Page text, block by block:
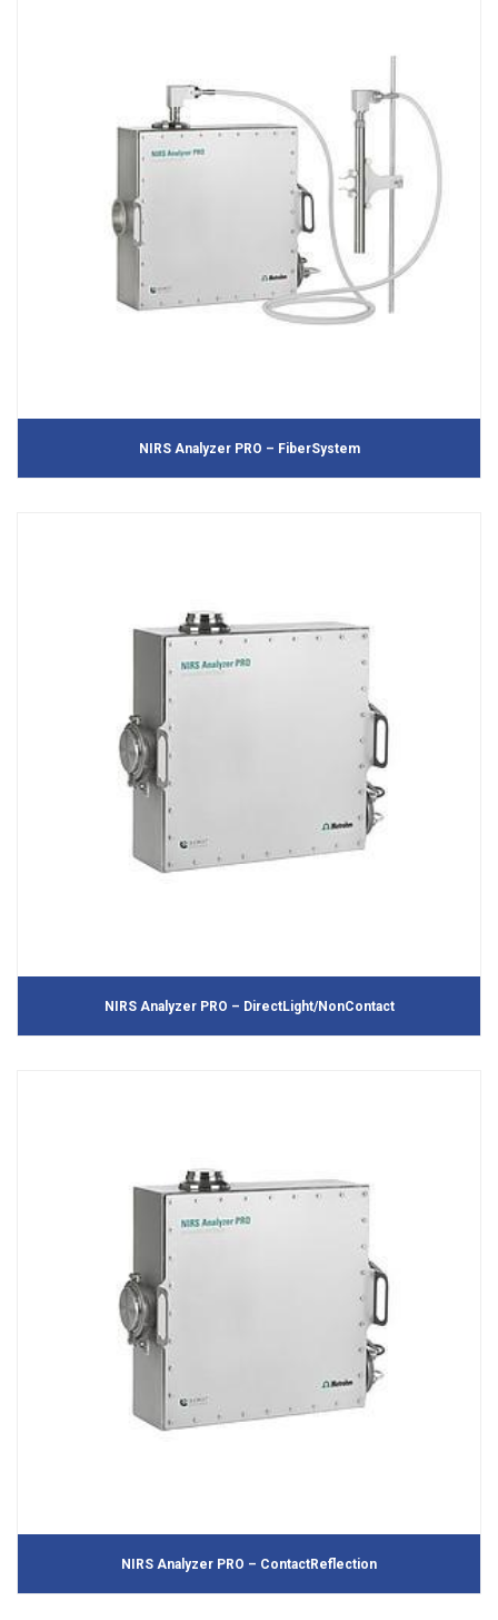
NIRS Analyzer PRO – FiberSystem
NIRS Analyzer PRO – DirectLight/NonContact
NIRS Analyzer PRO – ContactReflection